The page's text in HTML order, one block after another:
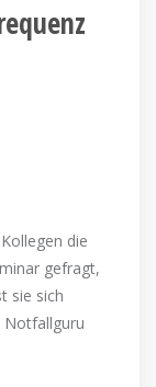
die
gefragt,
sie sich
Notfallguru